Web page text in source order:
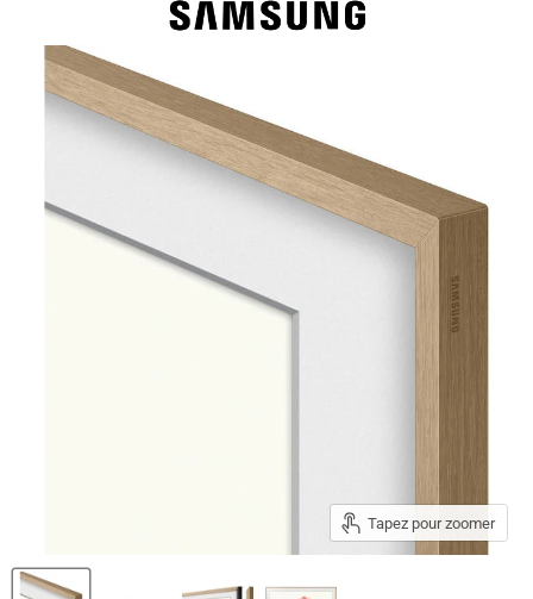
Tapez pour zoomer